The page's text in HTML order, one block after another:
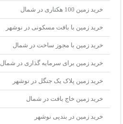
خرید زمین 100 هکتاری در شمال
خرید زمین با بافت مسکونی در نوشهر
خرید زمین با مجوز ساخت در شمال
خرید زمین برای سرمایه گذاری در شمال
خرید زمین پلاک یک جنگل در نوشهر
خرید زمین خاج بافت در شمال
خرید زمین در بندپی نوشهر